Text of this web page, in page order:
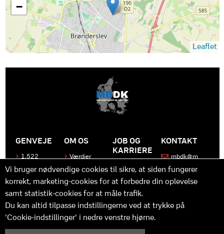
−
Leaflet
GENVEJE
1.522
Produkter
Kontakt
os
OM OS
Værdier
Historen
bag
MBDK
Hvad gør
os unikke
JOB OG
KARRIERE
Bliv en del
af MBDK
Vores
team
og
udvikling
KONTAKT
mbdk@m
Vi bruger nødvendige cookies til sikre, at siden fungerer
korrekt, marketing-cookies for at forbedre din oplevelse
samt statistik-cookies for at måle trafik.
Du kan altid tilpasse indstillingerne ved at trykke på
'Cookie-indstillinger' i nedre venstre hjørne.